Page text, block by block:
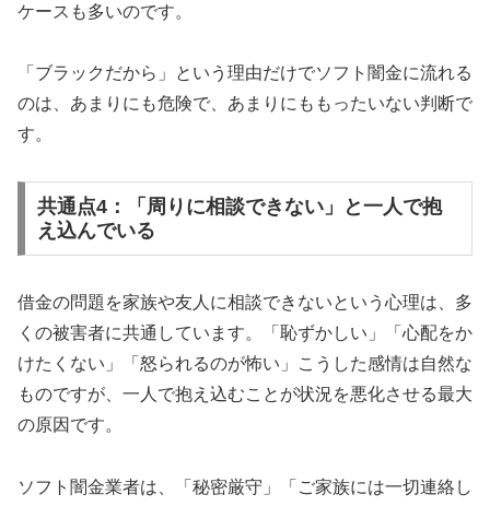
ケースも多いのです。
「ブラックだから」という理由だけでソフト闇金に流れる
のは、あまりにも危険で、あまりにももったいない判断で
す。
共通点4：「周りに相談できない」と一人で抱
え込んでいる
借金の問題を家族や友人に相談できないという心理は、多
くの被害者に共通しています。「恥ずかしい」「心配をか
けたくない」「怒られるのが怖い」こうした感情は自然な
ものですが、一人で抱え込むことが状況を悪化させる最大
の原因です。
ソフト闇金業者は、「秘密厳守」「ご家族には一切連絡し